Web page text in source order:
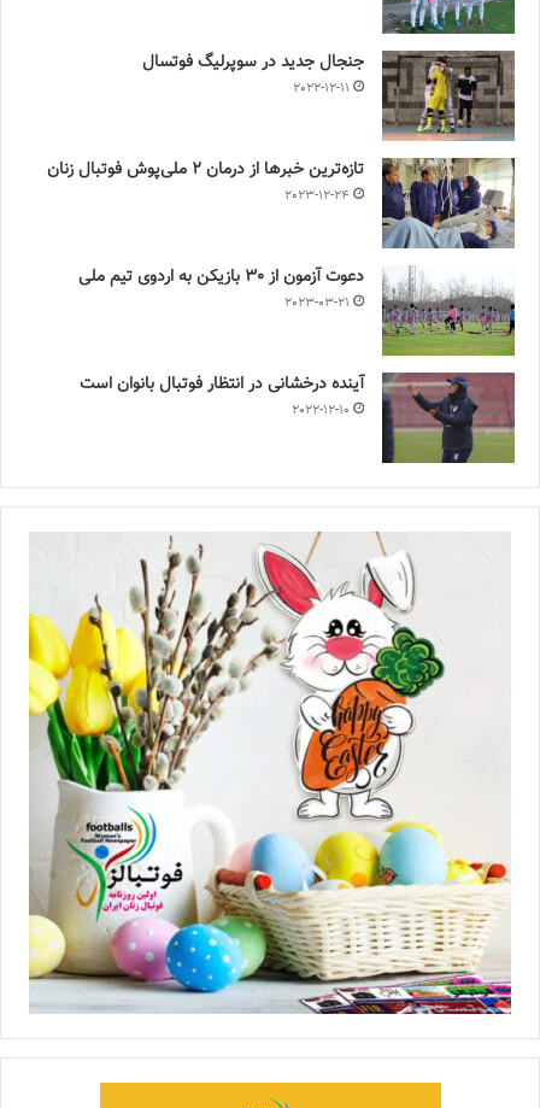
جنجال جدید در سوپرلیگ فوتسال
2022-12-11
تازه‌ترین خبرها از درمان ۲ ملی‌پوش فوتبال زنان
2023-12-24
دعوت آزمون از 30 بازیکن به اردوی تیم ملی
2023-03-21
آینده درخشانی در انتظار فوتبال بانوان است
2022-12-10